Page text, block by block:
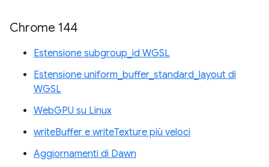
Chrome 144
Estensione subgroup_id WGSL
Estensione uniform_buffer_standard_layout di
WGSL
WebGPU su Linux
writeBuffer e writeTexture più veloci
Aggiornamenti di Dawn